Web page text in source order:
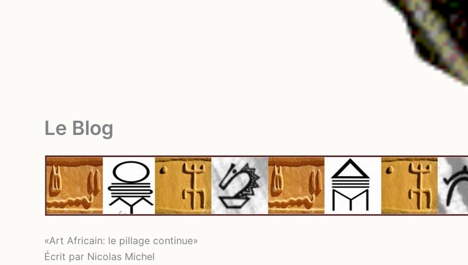
Le Blog
«Art Africain: le pillage continue»
Écrit par Nicolas Michel